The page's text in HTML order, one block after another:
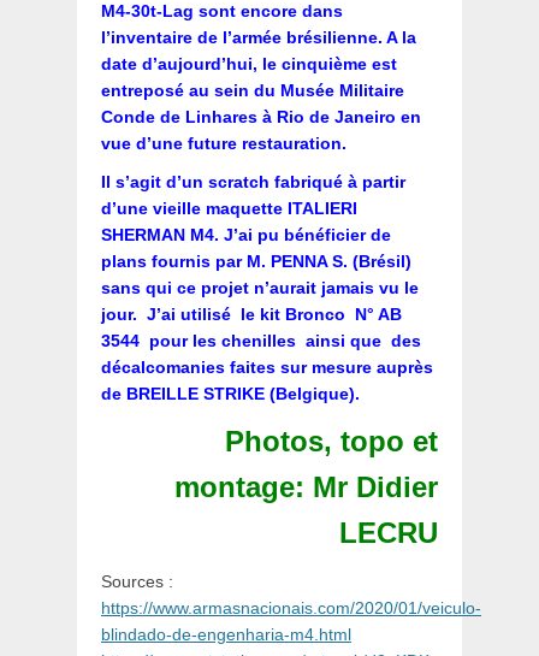
M4-30t-Lag sont encore dans
l’inventaire de l’armée brésilienne. A la
date d’aujourd’hui, le cinquième est
entreposé au sein du Musée Militaire
Conde de Linhares à Rio de Janeiro en
vue d’une future restauration.
Il s’agit d’un scratch fabriqué à partir
d’une vieille maquette ITALIERI
SHERMAN M4. J’ai pu bénéficier de
plans fournis par M. PENNA S. (Brésil)
sans qui ce projet n’aurait jamais vu le
jour. J’ai utilisé le kit Bronco N° AB
3544 pour les chenilles ainsi que des
décalcomanies faites sur mesure auprès
de BREILLE STRIKE (Belgique).
Photos, topo et
montage: Mr Didier
LECRU
Sources :
https://www.armasnacionais.com/2020/01/veiculo-
blindado-de-engenharia-m4.html